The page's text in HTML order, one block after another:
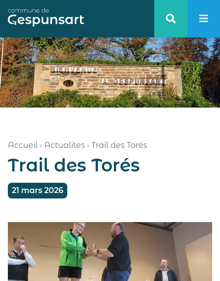
Haut de page
Accueil › Actualites › Trail des Torés
Trail des Torés
21 mars 2026